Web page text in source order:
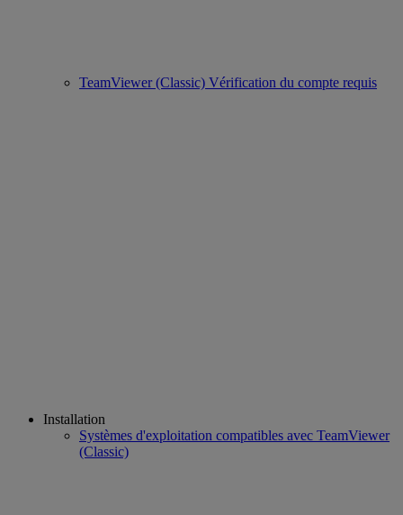
TeamViewer (Classic) Vérification du compte requis
Installation
Systèmes d'exploitation compatibles avec TeamViewer
(Classic)